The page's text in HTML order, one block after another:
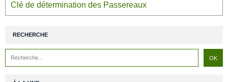
Clé de détermination des Passereaux
RECHERCHE